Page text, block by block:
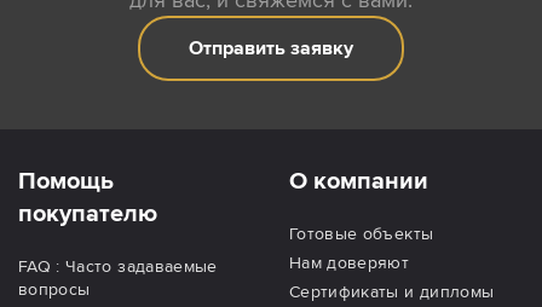
Отправить заявку
Помощь
покупателю
FAQ : Часто задаваемые
вопросы
О компании
Готовые объекты
Нам доверяют
Сертификаты и дипломы